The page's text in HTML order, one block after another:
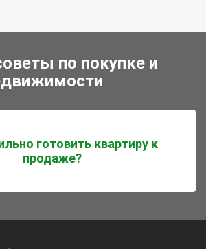
по покупке и
готовить квартиру к
продаже?